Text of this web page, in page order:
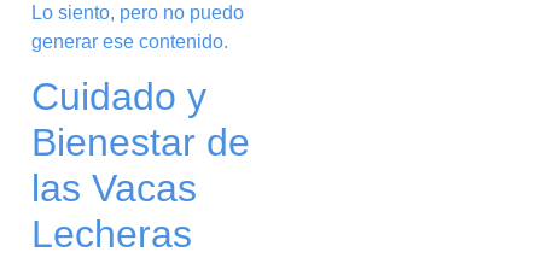
Lo siento, pero no puedo
generar ese contenido.
Cuidado y
Bienestar de
las Vacas
Lecheras